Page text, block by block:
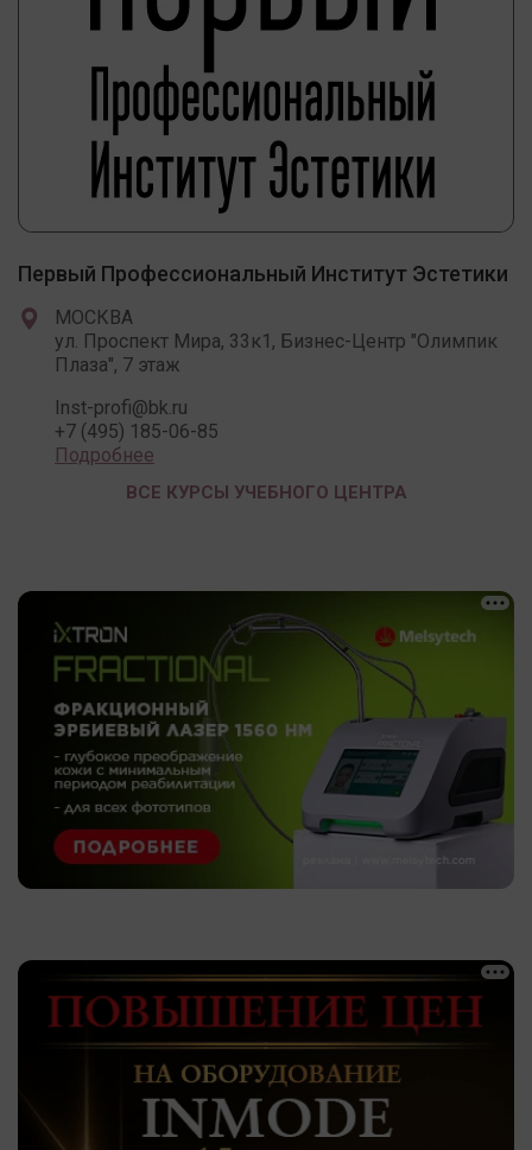
Первый Профессиональный Институт Эстетики
МОСКВА
ул. Проспект Мира, 33к1, Бизнес-Центр "Олимпик
Плаза", 7 этаж
Inst-profi@bk.ru
+7 (495) 185-06-85
Подробнее
ВСЕ КУРСЫ УЧЕБНОГО ЦЕНТРА